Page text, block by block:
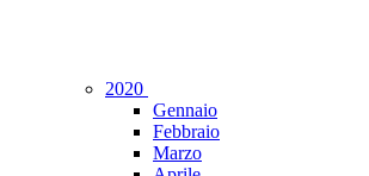
2020
Gennaio
Febbraio
Marzo